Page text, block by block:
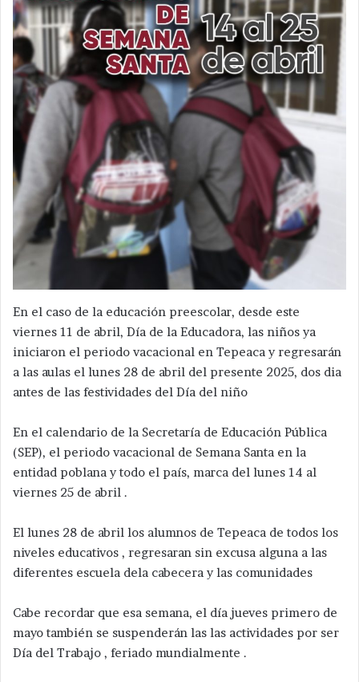
En el caso de la educación preescolar, desde este
viernes 11 de abril, Día de la Educadora, las niños ya
iniciaron el periodo vacacional en Tepeaca y regresarán
a las aulas el lunes 28 de abril del presente 2025, dos dia
antes de las festividades del Día del niño
En el calendario de la Secretaría de Educación Pública
(SEP), el periodo vacacional de Semana Santa en la
entidad poblana y todo el país, marca del lunes 14 al
viernes 25 de abril .
El lunes 28 de abril los alumnos de Tepeaca de todos los
niveles educativos , regresaran sin excusa alguna a las
diferentes escuela dela cabecera y las comunidades
Cabe recordar que esa semana, el día jueves primero de
mayo también se suspenderán las las actividades por ser
Día del Trabajo , feriado mundialmente .